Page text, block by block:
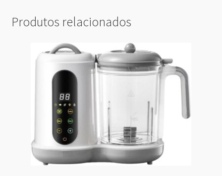
Produtos relacionados